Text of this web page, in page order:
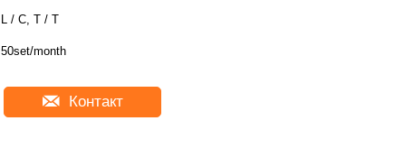
L / C, T / T
50set/month
Контакт